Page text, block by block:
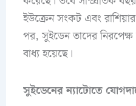
ইউক্রেন সংকট এবং
পর, সুইডেন তাদের নিরপেক্ষ
বাধ্য হয়েছে।
সুইডেনের ন্যাটোতে